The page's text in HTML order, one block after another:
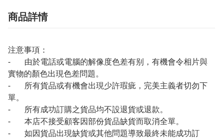
商品詳情
注意事項：
- 由於電話或電腦的解像度色差有别，有機會令相片與
實物的顏色出現色差問題。
- 所有貨品或有機會出現少許瑕疵，完美主義者切勿下
單。
- 所有成功訂購之貨品均不設退貨或退款。
- 本店不接受顧客因部份貨品缺貨而取消全單。
- 如因貨品出現缺貨或其他問題導致最終未能成功訂